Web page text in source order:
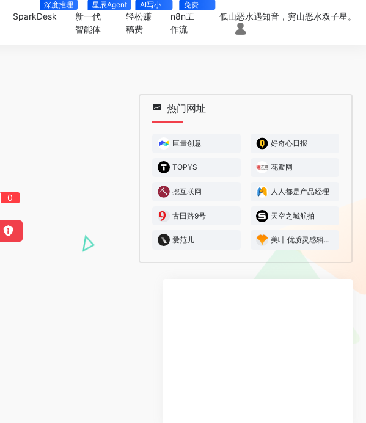
SparkDesk
深度推理
新一代
智能体
星辰Agent
轻松赚
稿费
AI写小
说
n8n工
作流
免费
4000+
低山恶水遇知音，穷山恶水双子星。
0
热门网址
巨量创意 好奇心日报
TOPYS 花瓣网
挖互联网 人人都是产品经理
古田路9号 天空之城航拍
爱范儿 美叶 优质灵感辑录